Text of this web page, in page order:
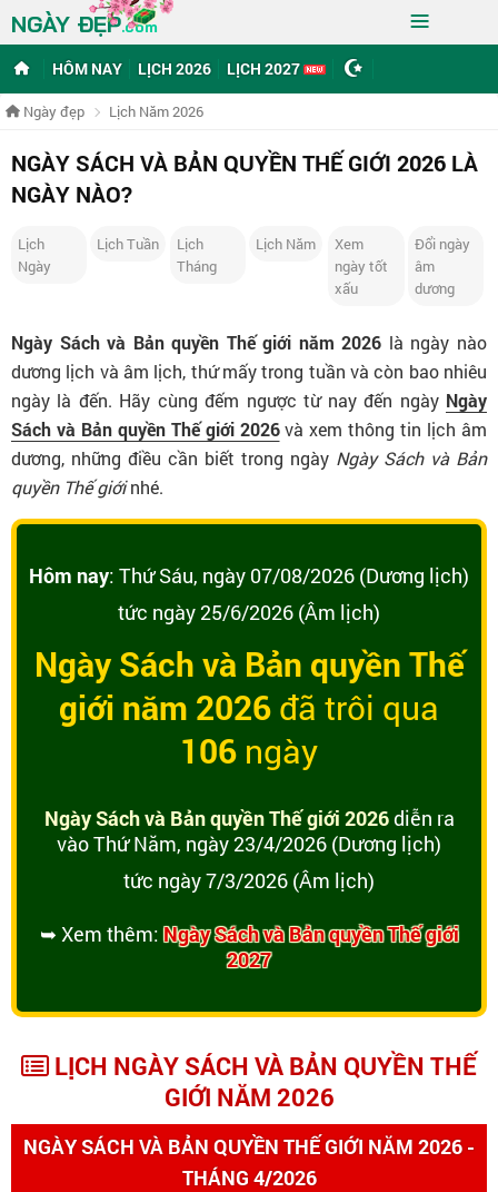
NGÀY ĐẸP.com ≡
HÔM NAY LỊCH 2026 LỊCH 2027
Ngày đẹp Lịch Năm 2026
NGÀY SÁCH VÀ BẢN QUYỀN THẾ GIỚI 2026 LÀ
NGÀY NÀO?
Lịch
Ngày
Lịch Tuần
Lịch
Tháng
Lịch Năm
Xem
ngày tốt
xấu
Đổi ngày
âm
dương
Ngày Sách và Bản quyền Thế giới năm 2026 là ngày nào
dương lịch và âm lịch, thứ mấy trong tuần và còn bao nhiêu
ngày là đến. Hãy cùng đếm ngược từ nay đến ngày Ngày
Sách và Bản quyền Thế giới 2026và xem thông tin lịch âm
dương, những điều cần biết trong ngày Ngày Sách và Bản
quyền Thế giớinhé.
Hôm nay: Thứ Sáu, ngày 07/08/2026 (Dương lịch)
tức ngày 25/6/2026 (Âm lịch)
Ngày Sách và Bản quyền Thế
giới năm 2026 đã trôi qua
106 ngày
Ngày Sách và Bản quyền Thế giới 2026diễn ra
vào Thứ Năm, ngày 23/4/2026 (Dương lịch)
tức ngày 7/3/2026 (Âm lịch)
➥ Xem thêm:Ngày Sách và Bản quyền Thế giới
2027
LỊCH NGÀY SÁCH VÀ BẢN QUYỀN THẾ
GIỚI NĂM 2026
NGÀY SÁCH VÀ BẢN QUYỀN THẾ GIỚI NĂM 2026 -
THÁNG 4/2026